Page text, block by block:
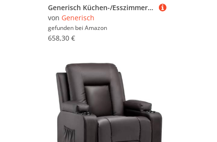
Generisch Küchen-/Esszimmerstuhl aus Mikrofaser-Leder, 4er-Set, robuste Wohnzimmer-Loungesessel mit Metallbeinen aus Karbonstahl(Riceyellow)
von Generisch
gefunden bei Amazon
658,30 €